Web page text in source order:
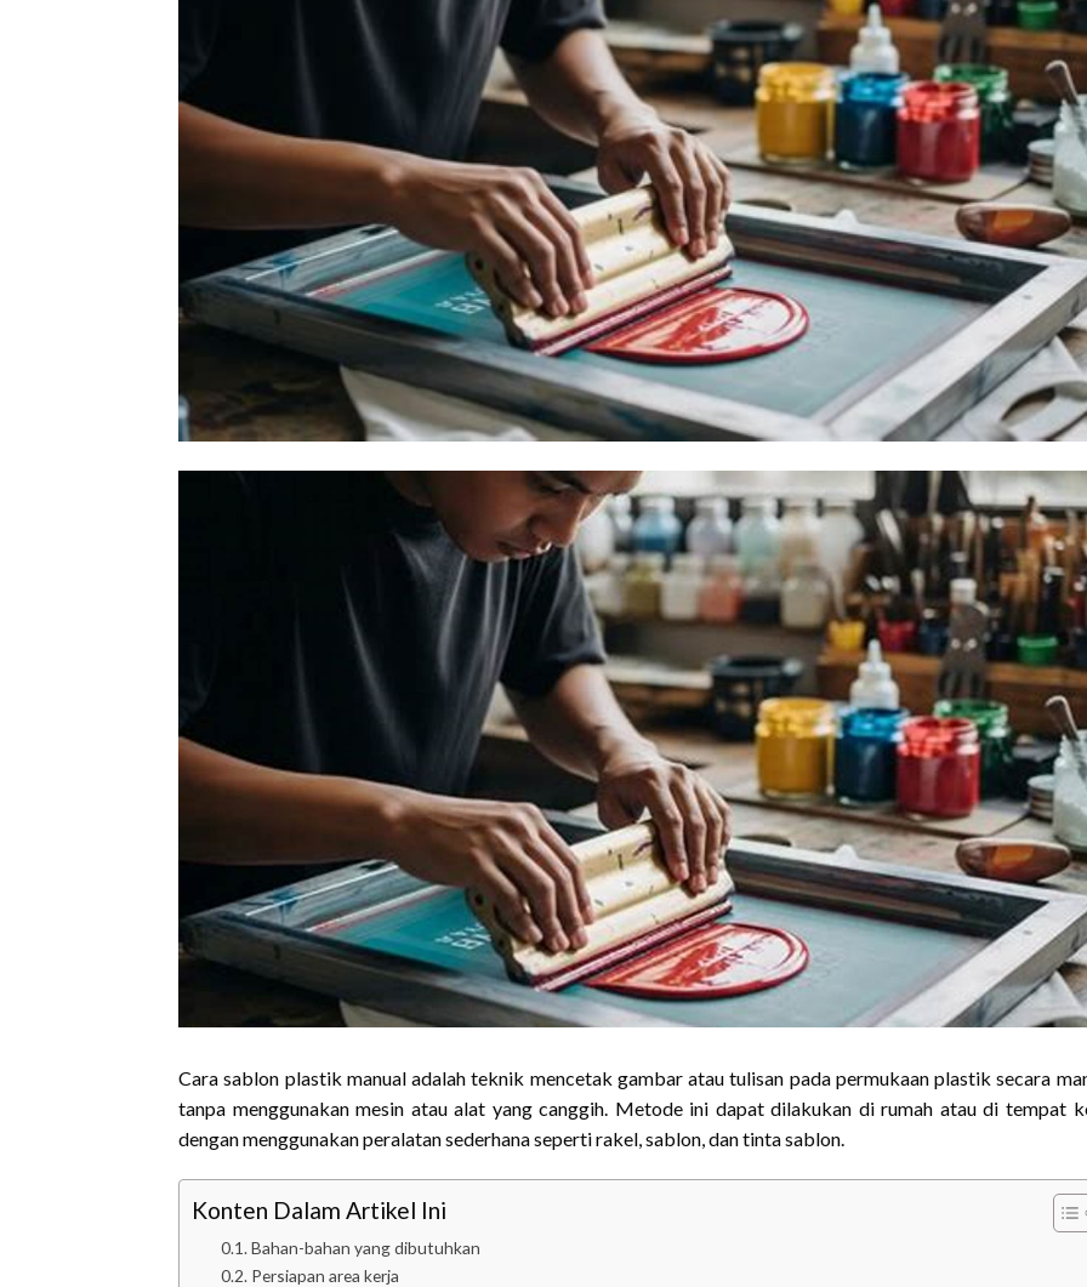
Cara sablon plastik manual adalah teknik mencetak gambar atau tulisan pada permukaan plastik secara
tanpa menggunakan mesin atau alat yang canggih. Metode ini dapat dilakukan di rumah atau di tempat
dengan menggunakan peralatan sederhana seperti rakel, sablon, dan tinta sablon.
Konten Dalam Artikel Ini
Bahan-bahan yang dibutuhkan
Persiapan area kerja